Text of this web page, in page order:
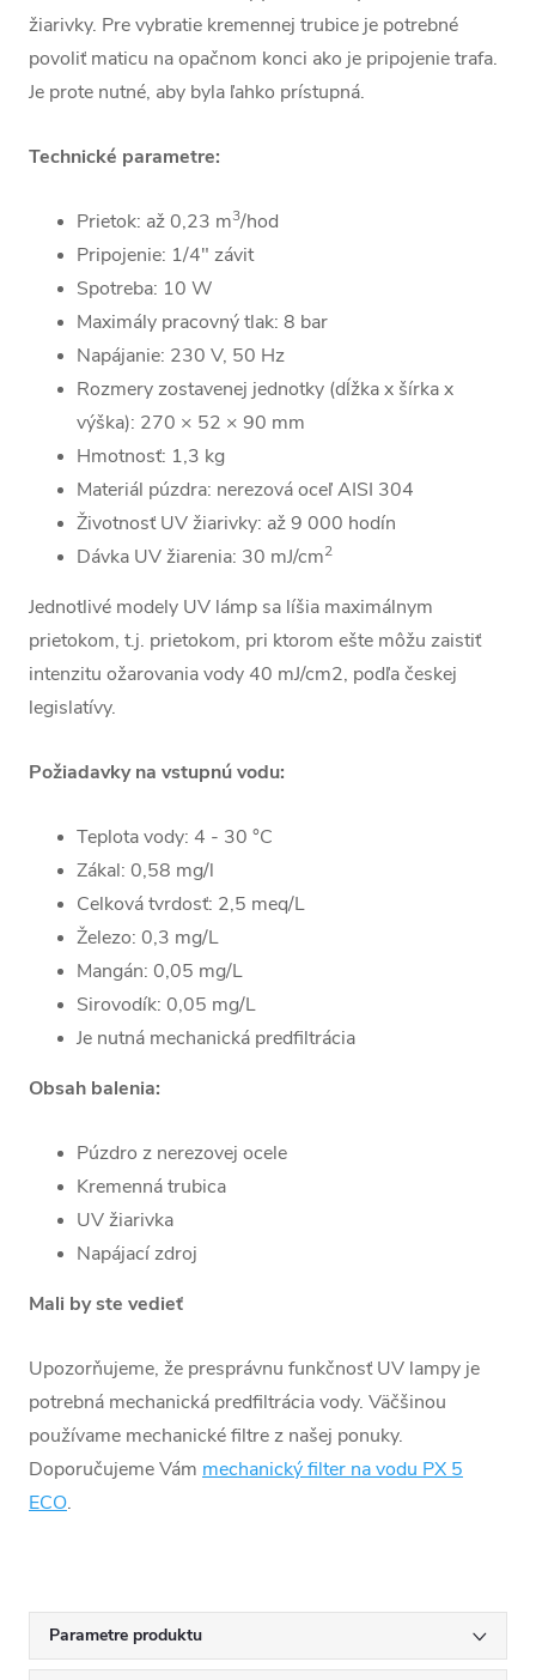
žiarivky. Pre vybratie kremennej trubice je potrebné
povoliť maticu na opačnom konci ako je pripojenie trafa.
Je prote nutné, aby byla ľahko prístupná.
Technické parametre:
Prietok: až 0,23 m3/hod
Pripojenie: 1/4" závit
Spotreba: 10 W
Maximály pracovný tlak: 8 bar
Napájanie: 230 V, 50 Hz
Rozmery zostavenej jednotky (dĺžka x šírka x
výška): 270 × 52 × 90 mm
Hmotnosť: 1,3 kg
Materiál púzdra: nerezová oceľ AISI 304
Životnosť UV žiarivky: až 9 000 hodín
Dávka UV žiarenia: 30 mJ/cm2
Jednotlivé modely UV lámp sa líšia maximálnym
prietokom, t.j. prietokom, pri ktorom ešte môžu zaistiť
intenzitu ožarovania vody 40 mJ/cm2, podľa českej
legislatívy.
Požiadavky na vstupnú vodu:
Teplota vody: 4 - 30 °C
Zákal: 0,58 mg/l
Celková tvrdosť: 2,5 meq/L
Železo: 0,3 mg/L
Mangán: 0,05 mg/L
Sirovodík: 0,05 mg/L
Je nutná mechanická predfiltrácia
Obsah balenia:
Púzdro z nerezovej ocele
Kremenná trubica
UV žiarivka
Napájací zdroj
Mali by ste vedieť
Upozorňujeme, že presprávnu funkčnosť UV lampy je
potrebná mechanická predfiltrácia vody. Väčšinou
používame mechanické filtre z našej ponuky.
Doporučujeme Vám mechanický filter na vodu PX 5
ECO.
Parametre produktu